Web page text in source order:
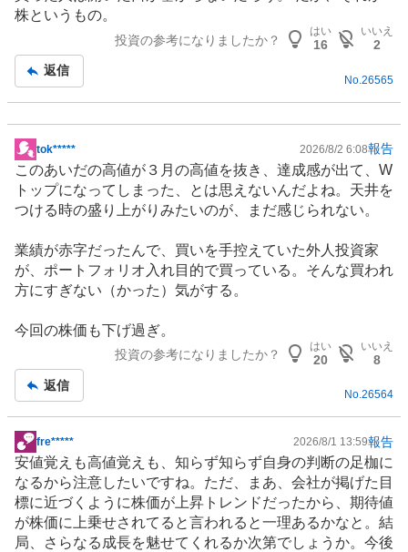
記
株というもの。
投資の参考になりましたか？
はい
16
いいえ
2
返信
No. 26565
掲
示
板
記
tok***** 2026/8/2 6:08報告
このあいだの高値が３月の高値を抜き、達成感が出て、W
トップになってしまった、とは思えないんだよね。天井を
つける時の盛り上がりみたいのが、まだ感じられない。
業績が赤字だったんで、買いを手控えていた外人投資家
が、ポートフォリオ入れ目的で買っている。そんな買われ
方にすぎない（かった）気がする。
今回の株価も下げ過ぎ。
投資の参考になりましたか？
はい
20
いいえ
8
返信
No.26564
掲
示
板
記
事
fre***** 2026/8/1 13:59報告
安値覚えも高値覚えも、知らず知らず自身の判断の足枷に
なるから注意したいですね。ただ、まあ、会社が掲げた目
標に近づくように株価が上昇トレンドだったから、期待値
が株価に上乗せされてると言われると一理あるかなと。結
局、さらなる成長を魅せてくれるか次第でしょうか。今後